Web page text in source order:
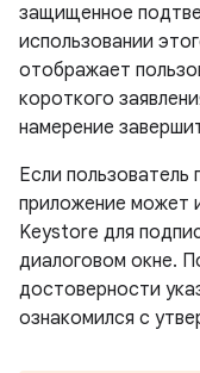
защищенное
использовании
отображает
короткого
намерение
Если
приложение может
Keystore для
диалоговом окне.
достоверности
ознакомился с